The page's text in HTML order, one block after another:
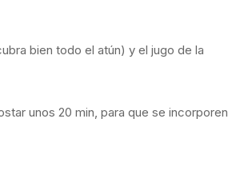
bien todo el atún) y el jugo de la
unos 20 min, para que se incorporen